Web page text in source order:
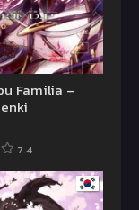
Familia –
7.4